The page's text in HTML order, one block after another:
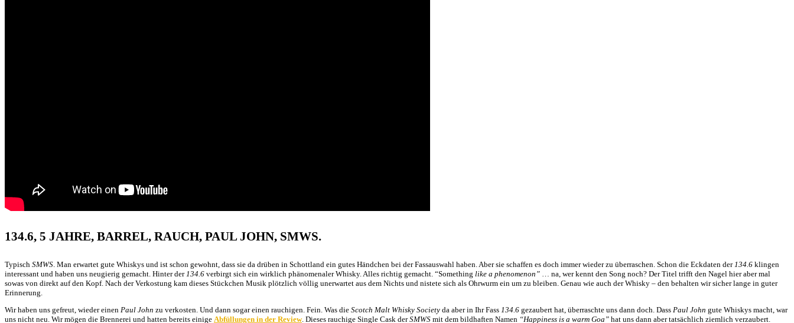
134.6, 5 JAHRE, BARREL, RAUCH, PAUL JOHN, SMWS.
Typisch SMWS . Man erwartet gute Whiskys und ist schon gewohnt, dass sie da drüben in Schottland ein gutes Händchen bei der Fassauswahl haben. Aber sie schaffen es doch immer wieder zu überraschen. Schon die Eckdaten der134.6 klingen
interessant und haben uns neugierig gemacht. Hinter der 134.6 verbirgt sich ein wirklich phänomenaler Whisky. Alles richtig gemacht. “Something like a phenomenon” … na, wer kennt den Song noch? Der Titel trifft den Nagel hier aber mal
sowas von direkt auf den Kopf. Nach der Verkostung kam dieses Stückchen Musik plötzlich völlig unerwartet aus dem Nichts und nistete sich als Ohrwurm ein um zu bleiben. Genau wie auch der Whisky – den behalten wir sicher lange in guter
Erinnerung.
Wir haben uns gefreut, wieder einen Paul John zu verkosten. Und dann sogar einen rauchigen. Fein. Was die Scotch Malt Whisky Society da aber in Ihr Fass 134.6 gezaubert hat, überraschte uns dann doch. Dass Paul John gute Whiskys macht, war
uns nicht neu. Wir mögen die Brennerei und hatten bereits einige Abfüllungen in der Review. Dieses rauchige Single Cask derSMWS mit dem bildhaften Namen “Happiness is a warm Goa” hat uns dann aber tatsächlich ziemlich verzaubert.